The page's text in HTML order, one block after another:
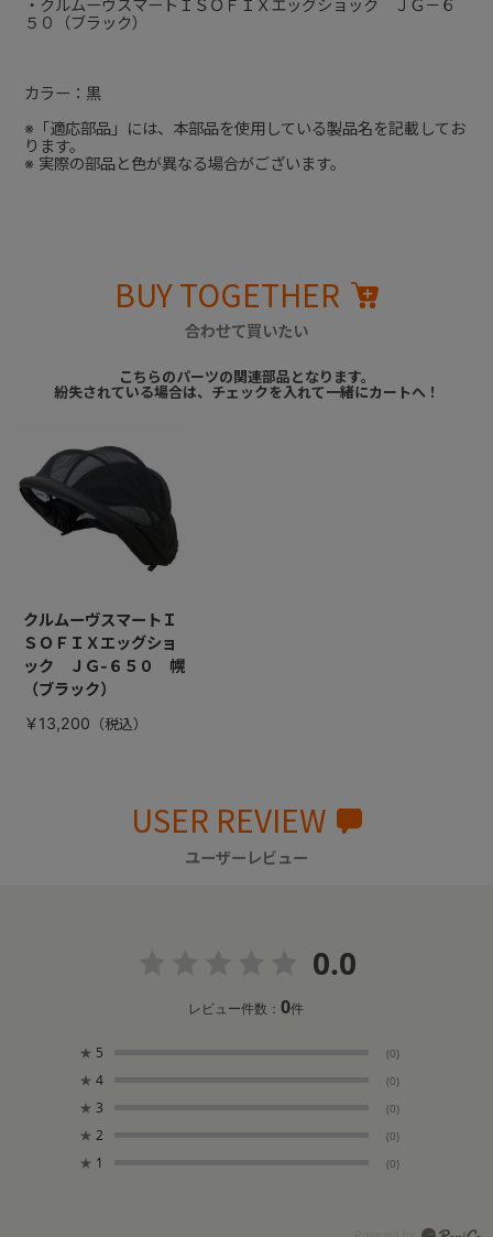
・クルムーヴスマートＩＳＯＦＩＸエッグショック ＪＧ－６
５０（ブラック）
カラー：黒
※「適応部品」には、本部品を使用している製品名を記載してお
ります。
※ 実際の部品と色が異なる場合がございます。
BUY TOGETHER
合わせて買いたい
こちらのパーツの関連部品となります。
紛失されている場合は、チェックを入れて一緒にカートへ！
クルムーヴスマートＩ
ＳＯＦＩＸエッグショ
ック ＪＧ-６５０ 幌
（ブラック）
￥13,200
USER REVIEW
ユーザーレビュー
0.0
レビュー件数：0件
★ 5 (0)
★ 4 (0)
★ 3 (0)
★ 2 (0)
★ 1 (0)